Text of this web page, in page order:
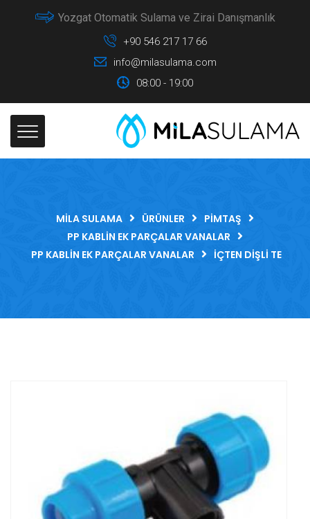
Yozgat Otomatik Sulama ve Zirai Danışmanlık
+90 546 217 17 66
info@milasulama.com
08:00 - 19:00
MILA SULAMA ÜRÜNLER
PIMTAŞ
PP KABLIN EK PARÇALAR VANALAR
PP KABLIN EK PARÇALAR VANALAR
İÇTEN DIŞLI TE